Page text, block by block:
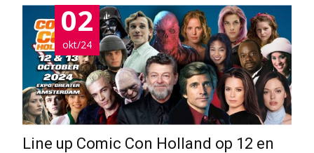
02
okt/24
Line up Comic Con Holland op 12 en